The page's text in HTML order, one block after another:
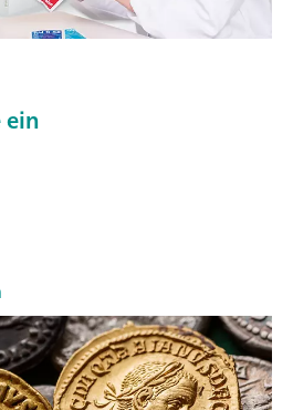
ein